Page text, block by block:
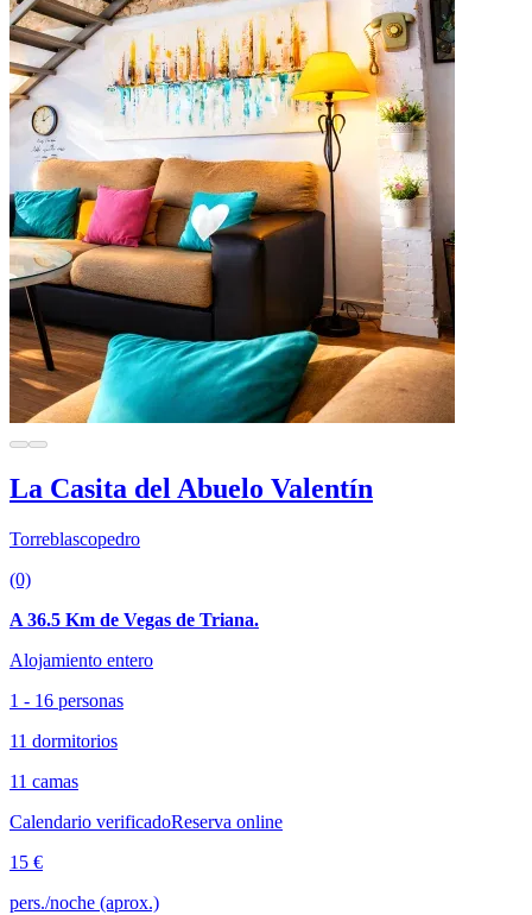
La Casita del Abuelo Valentín
Torreblascopedro
(0)
A 36.5 Km de Vegas de Triana.
Alojamiento entero
1 - 16 personas
11 dormitorios
11 camas
Calendario verificadoReserva online
15 €
pers./noche (aprox.)